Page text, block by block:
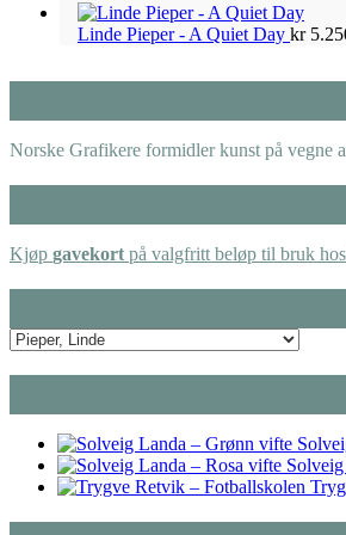
Linde Pieper - A Quiet Day kr
Norske Grafikere formidler kunst på vegne
Kjøp gavekort på valgfritt beløp til bruk